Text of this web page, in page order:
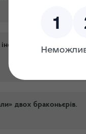
у
двох браконьєрів.